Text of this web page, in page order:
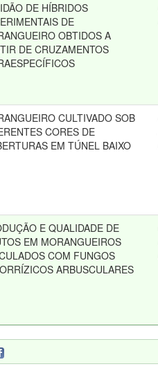
DE HÍBRIDOS
DE
OBTIDOS A
DE CRUZAMENTOS
CULTIVADO SOB
CORES DE
EM TÚNEL BAIXO
E QUALIDADE DE
EM MORANGUEIROS
COM FUNGOS
ARBUSCULARES